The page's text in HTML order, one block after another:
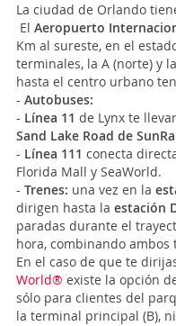
La ciudad de Orlando
El Aeropuerto
Km al sureste, en el
terminales, la A (norte) y
hasta el centro urbano
- Autobuses:
- Línea 11 de Lynx te
Sand Lake Road de
- Línea 111 conecta
Florida Mall y SeaWorld.
- Trenes: una vez en la
dirigen hasta la estación
paradas durante el
hora, combinando ambos
En el caso de que te
World® existe la opción
sólo para clientes del
la terminal principal (B),